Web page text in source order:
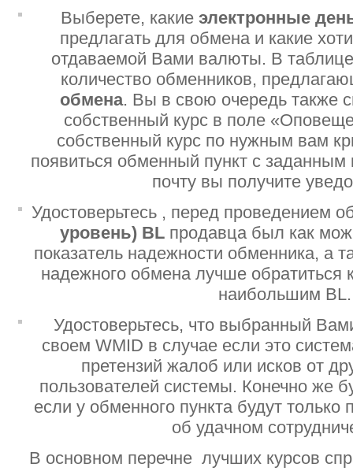
Выберете, какие электронные
предлагать для обмена и какие
отдаваемой Вами валюты. В таблице
количество обменников,
обмена. Вы в свою очередь также
собственный курс в поле
собственный курс по нужным вам
появиться обменный пункт с заданным
почту вы получите
Удостоверьтесь , перед проведением
уровень) BL продавца был как
показатель надежности обменника, а
надежного обмена лучше
наибольшим BL.
Удостоверьтесь, что выбранный
своем WMID в случае если это
претензий жалоб или исков от
пользователей системы. Конечно же
если у обменного пункта будут
об удачном
В основном перечне лучших курсов